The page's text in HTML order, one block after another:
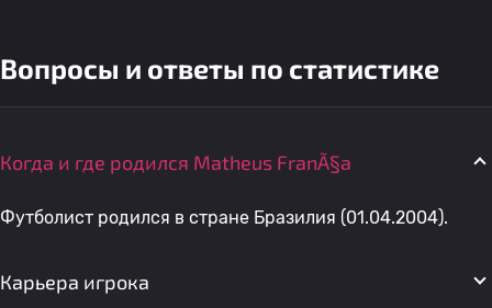
Вопросы и ответы по статистике
Когда и где родился Matheus FranÃ§a
Футболист родился в стране Бразилия (01.04.2004).
Карьера игрока